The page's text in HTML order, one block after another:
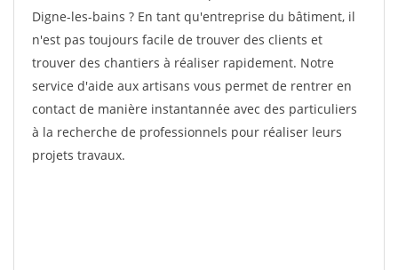
Digne-les-bains ? En tant qu'entreprise du bâtiment, il
n'est pas toujours facile de trouver des clients et
trouver des chantiers à réaliser rapidement. Notre
service d'aide aux artisans vous permet de rentrer en
contact de manière instantannée avec des particuliers
à la recherche de professionnels pour réaliser leurs
projets travaux.